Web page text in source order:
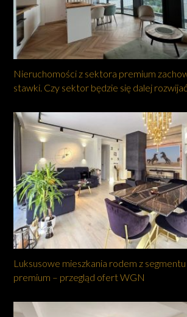
Nieruchomości z sektora premium
stawki. Czy sektor będzie się dalej
Luksusowe mieszkania rodem z
premium – przegląd ofert WGN